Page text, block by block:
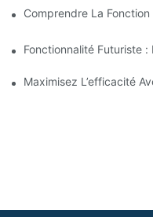
Comprendre La
Fonctionnalité Futuriste
Maximisez L’efficacité